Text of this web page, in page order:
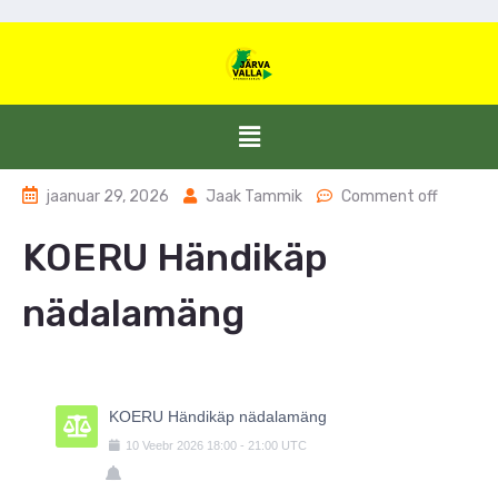
jaanuar 29, 2026 Jaak Tammik Comment off
KOERU Händikäp
nädalamäng
KOERU Händikäp nädalamäng
10 Veebr 2026 18:00 - 21:00 UTC